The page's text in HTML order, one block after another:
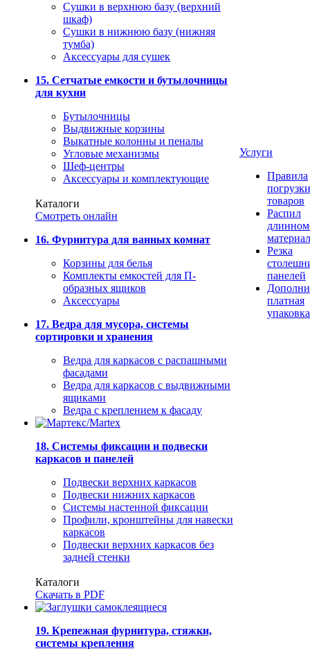
Сушки в верхнюю базу (верхний
шкаф)
Сушки в нижнюю базу (нижняя
тумба)
Аксессуары для сушек
15. Сетчатые емкости и бутылочницы
для кухни
Бутылочницы
Выдвижные корзины
Выкатные колонны и пеналы
Угловые механизмы
Шеф-центры
Аксессуары и комплектующие
Каталоги
Смотреть онлайн
16. Фурнитура для ванных комнат
Корзины для белья
Комплекты емкостей для П-
образных ящиков
Аксессуары
17. Ведра для мусора, системы
сортировки и хранения
Ведра для каркасов с распашными
фасадами
Ведра для каркасов с выдвижными
ящиками
Ведра с креплением к фасаду
18. Системы фиксации и подвески
каркасов и панелей
Подвески верхних каркасов
Подвески нижних каркасов
Системы настенной фиксации
Профили, кронштейны для навески
каркасов
Подвески верхних каркасов без
задней стенки
Каталоги
Скачать в PDF
19. Крепежная фурнитура, стяжки,
системы крепления
Услуги
Правила
погрузки
товаров
Распил
Резка
панелей
платная
упаковка